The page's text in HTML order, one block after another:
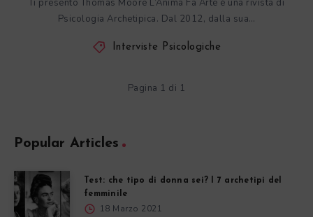
Ti presento Thomas Moore L’Anima Fa Arte è una rivista di
Psicologia Archetipica. Dal 2012, dalla sua…
Interviste Psicologiche
Pagina 1 di 1
Popular Articles
Test: che tipo di donna sei? I 7 archetipi del
femminile
18 Marzo 2021